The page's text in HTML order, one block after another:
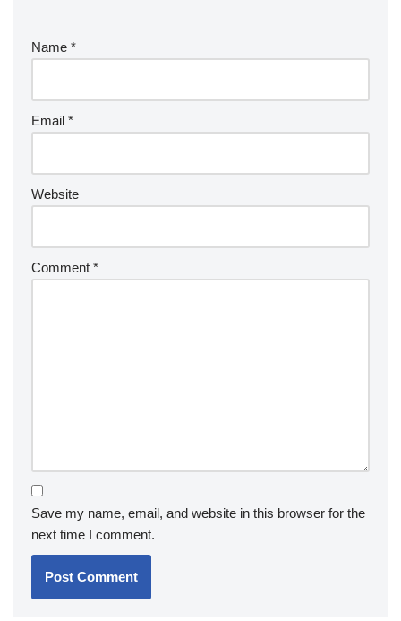
Name *
Email *
Website
Comment *
Save my name, email, and website in this browser for the
next time I comment.